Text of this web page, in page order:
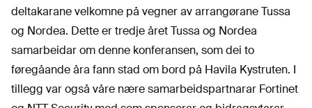
deltakarane velkomne på vegner av arrangørane Tussa
og Nordea. Dette er tredje året Tussa og Nordea
samarbeidar om denne konferansen, som dei to
føregåande åra fann stad om bord på Havila Kystruten. I
tillegg var også våre nære samarbeidspartnarar Fortinet